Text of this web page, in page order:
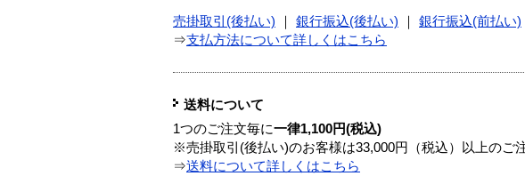
売掛取引(後払い) 銀行振込(後払い) 銀行振込(前払い)
⇒支払方法について詳しくはこちら
送料について
1つのご注文毎に一律1,100円(税込)
※売掛取引(後払い)のお客様は33,000円（税込）以上のご
⇒送料について詳しくはこちら